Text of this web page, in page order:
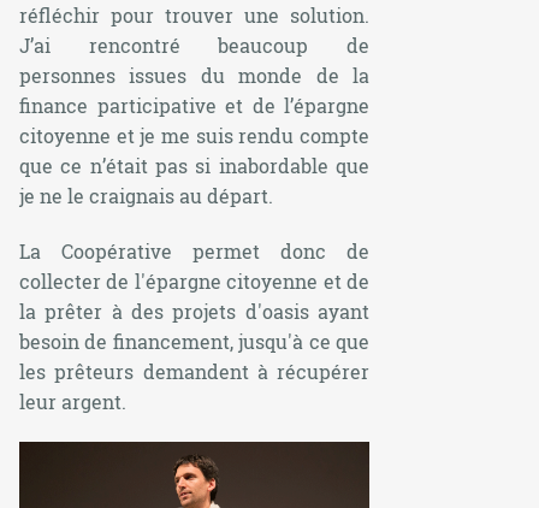
réfléchir pour trouver une solution.
J’ai rencontré beaucoup de
personnes issues du monde de la
finance participative et de l’épargne
citoyenne et je me suis rendu compte
que ce n’était pas si inabordable que
je ne le craignais au départ.
La Coopérative permet donc de
collecter de l'épargne citoyenne et de
la prêter à des projets d'oasis ayant
besoin de financement, jusqu'à ce que
les prêteurs demandent à récupérer
leur argent.